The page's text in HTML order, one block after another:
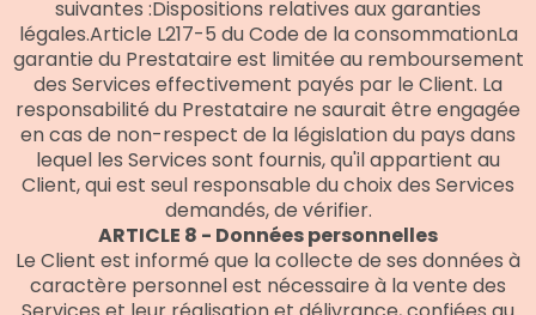
suivantes :Dispositions relatives aux garanties
légales.Article L217-5 du Code de la consommationLa
garantie du Prestataire est limitée au remboursement
des Services effectivement payés par le Client. La
responsabilité du Prestataire ne saurait être engagée
en cas de non-respect de la législation du pays dans
lequel les Services sont fournis, qu'il appartient au
Client, qui est seul responsable du choix des Services
demandés, de vérifier.
ARTICLE 8 - Données personnelles
Le Client est informé que la collecte de ses données à
caractère personnel est nécessaire à la vente des